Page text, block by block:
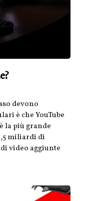
devono
è che YouTube
la più grande
miliardi di
video aggiunte